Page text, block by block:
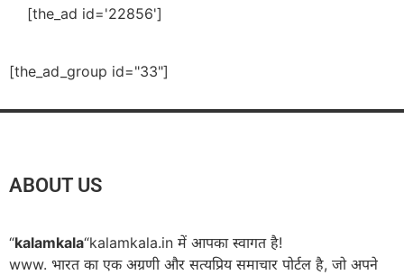
[the_ad id='22856']
[the_ad_group id="33"]
ABOUT US
“kalamkala“kalamkala.in में आपका स्वागत है!
www. भारत का एक अग्रणी और सत्यप्रिय समाचार पोर्टल है, जो अपने